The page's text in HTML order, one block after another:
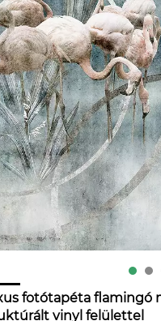
fotótapéta flamingó
vinyl felülettel